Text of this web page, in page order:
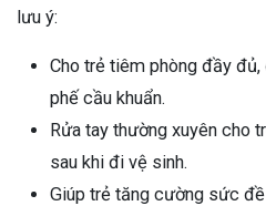
lưu ý:
Cho trẻ tiêm phòng đầy
phế cầu khuẩn.
Rửa tay thường xuyên cho
sau khi đi vệ sinh.
Giúp trẻ tăng cường sức